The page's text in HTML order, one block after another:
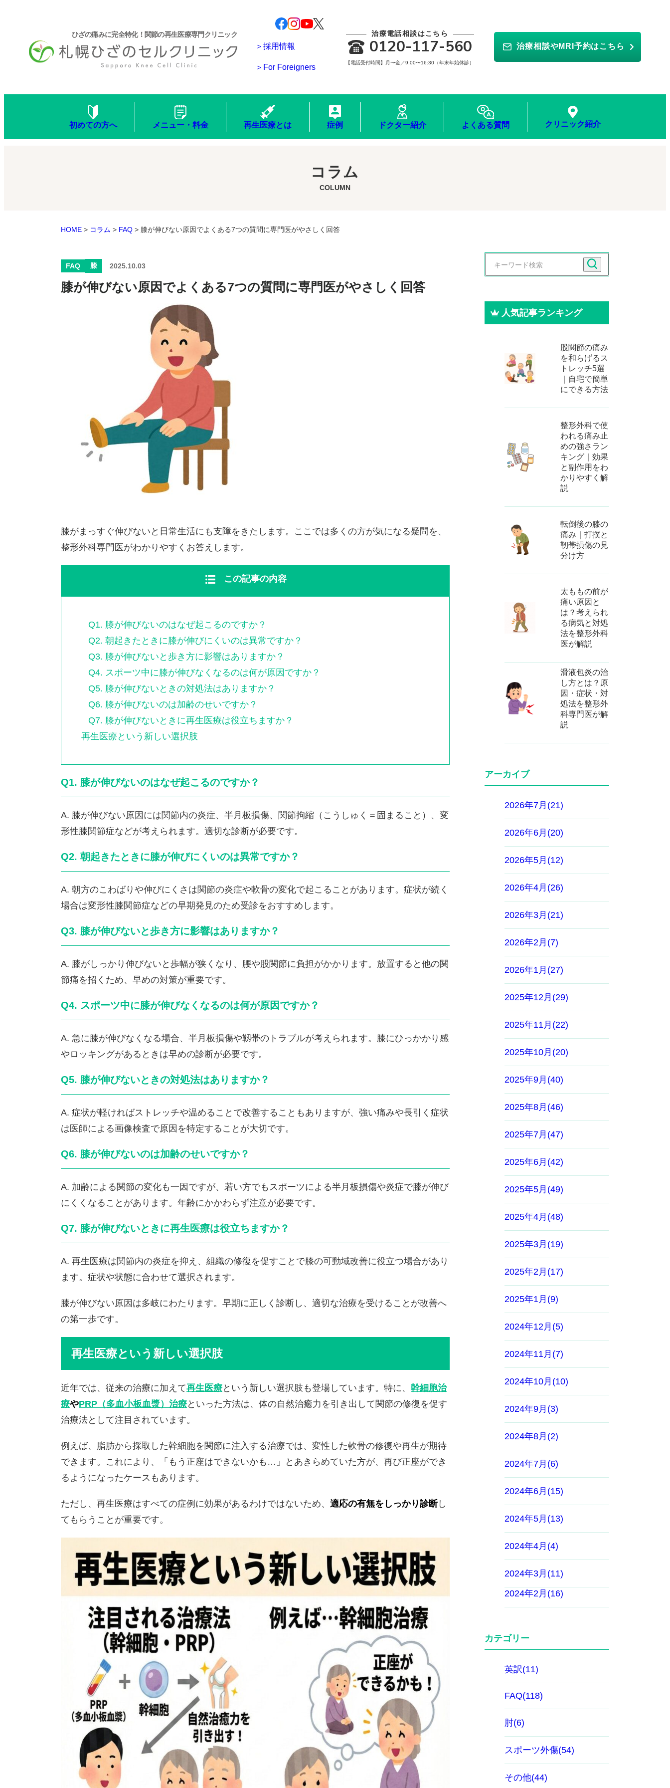
ひざの痛みに完全特化！関節の再生医療専門クリニック
＞採用情報
＞For Foreigners
治療電話相談はこちら
0120-117-560
【電話受付時間】月〜金／9:00〜16:30（年末年始休診）
治療相談やMRI予約はこちら
初めての方へ メニュー・料金 再生医療とは 症例 ドクター紹介 よくある質問 クリニック紹介
コラム
COLUMN
HOME > コラム > FAQ > 膝が伸びない原因でよくある7つの質問に専門医がやさしく回答
FAQ 膝 2025.10.03
膝が伸びない原因でよくある7つの質問に専門医がやさしく回答
膝がまっすぐ伸びないと日常生活にも支障をきたします。ここでは多くの方が気になる疑問を、
整形外科専門医がわかりやすくお答えします。
この記事の内容
Q1. 膝が伸びないのはなぜ起こるのですか？
Q2. 朝起きたときに膝が伸びにくいのは異常ですか？
Q3. 膝が伸びないと歩き方に影響はありますか？
Q4. スポーツ中に膝が伸びなくなるのは何が原因ですか？
Q5. 膝が伸びないときの対処法はありますか？
Q6. 膝が伸びないのは加齢のせいですか？
Q7. 膝が伸びないときに再生医療は役立ちますか？
再生医療という新しい選択肢
Q1. 膝が伸びないのはなぜ起こるのですか？
A. 膝が伸びない原因には関節内の炎症、半月板損傷、関節拘縮（こうしゅく＝固まること）、変
形性膝関節症などが考えられます。適切な診断が必要です。
Q2. 朝起きたときに膝が伸びにくいのは異常ですか？
A. 朝方のこわばりや伸びにくさは関節の炎症や軟骨の変化で起こることがあります。症状が続く
場合は変形性膝関節症などの早期発見のため受診をおすすめします。
Q3. 膝が伸びないと歩き方に影響はありますか？
A. 膝がしっかり伸びないと歩幅が狭くなり、腰や股関節に負担がかかります。放置すると他の関
節痛を招くため、早めの対策が重要です。
Q4. スポーツ中に膝が伸びなくなるのは何が原因ですか？
A. 急に膝が伸びなくなる場合、半月板損傷や靱帯のトラブルが考えられます。膝にひっかかり感
やロッキングがあるときは早めの診断が必要です。
Q5. 膝が伸びないときの対処法はありますか？
A. 症状が軽ければストレッチや温めることで改善することもありますが、強い痛みや長引く症状
は医師による画像検査で原因を特定することが大切です。
Q6. 膝が伸びないのは加齢のせいですか？
A. 加齢による関節の変化も一因ですが、若い方でもスポーツによる半月板損傷や炎症で膝が伸び
にくくなることがあります。年齢にかかわらず注意が必要です。
Q7. 膝が伸びないときに再生医療は役立ちますか？
A. 再生医療は関節内の炎症を抑え、組織の修復を促すことで膝の可動域改善に役立つ場合があり
ます。症状や状態に合わせて選択されます。
膝が伸びない原因は多岐にわたります。早期に正しく診断し、適切な治療を受けることが改善へ
の第一歩です。
再生医療という新しい選択肢
近年では、従来の治療に加えて再生医療という新しい選択肢も登場しています。特に、 幹細胞治
療やPRP（多血小板血漿）治療といった方法は、体の自然治癒力を引き出して関節の修復を促す
治療法として注目されています。
例えば、脂肪から採取した幹細胞を関節に注入する治療では、変性した軟骨の修復や再生が期待
できます。これにより、「もう正座はできないかも…」とあきらめていた方が、再び正座ができ
るようになったケースもあります。
ただし、再生医療はすべての症例に効果があるわけではないため、 適応の有無をしっかり診断し
てもらうことが重要です。
人気記事ランキング
股関節の痛み
を和らげるス
トレッチ5選
｜自宅で簡単
にできる方法
整形外科で使
われる痛み止
めの強さラン
キング｜効果
と副作用をわ
かりやすく解
説
転倒後の膝の
痛み｜打撲と
靭帯損傷の見
分け方
太ももの前が
痛い原因と
は？考えられ
る病気と対処
法を整形外科
医が解説
滑液包炎の治
し方とは？原
因・症状・対
処法を整形外
科専門医が解
説
アーカイブ
2026年7月(21)
2026年6月(20)
2026年5月(12)
2026年4月(26)
2026年3月(21)
2026年2月(7)
2026年1月(27)
2025年12月(29)
2025年11月(22)
2025年10月(20)
2025年9月(40)
2025年8月(46)
2025年7月(47)
2025年6月(42)
2025年5月(49)
2025年4月(48)
2025年3月(19)
2025年2月(17)
2025年1月(9)
2024年12月(5)
2024年11月(7)
2024年10月(10)
2024年9月(3)
2024年8月(2)
2024年7月(6)
2024年6月(15)
2024年5月(13)
2024年4月(4)
2024年3月(11)
2024年2月(16)
カテゴリー
英訳(11)
FAQ(118)
肘(6)
スポーツ外傷(54)
その他(44)